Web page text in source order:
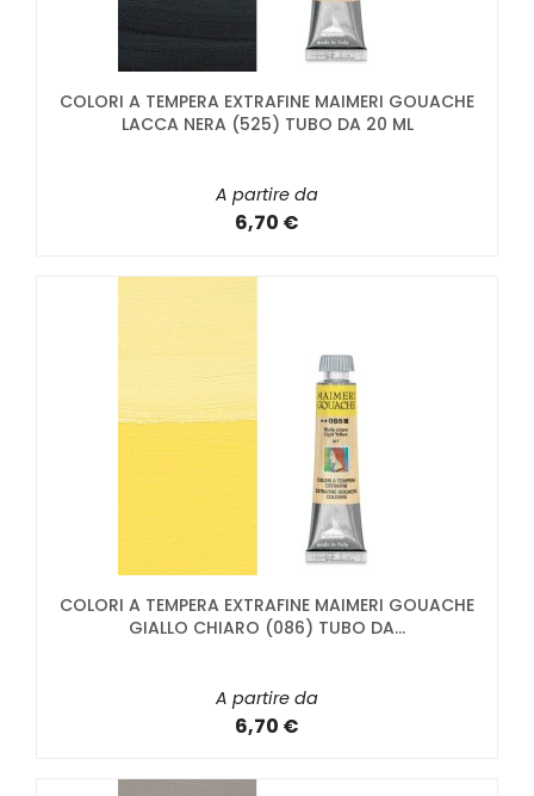
COLORI A TEMPERA EXTRAFINE MAIMERI GOUACHE
LACCA NERA (525) TUBO DA 20 ML
A partire da
6,70 €
COLORI A TEMPERA EXTRAFINE MAIMERI GOUACHE
GIALLO CHIARO (086) TUBO DA...
A partire da
6,70 €